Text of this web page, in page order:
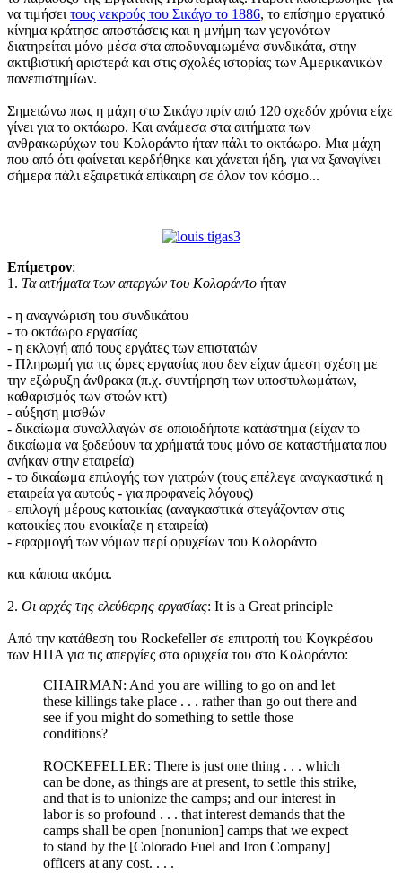
να τιμήσει τους νεκρούς του Σικάγο το 1886, το επίσημο εργατικό
κίνημα κράτησε αποστάσεις και η μνήμη των γεγονότων
διατηρείται μόνο μέσα στα αποδυναμωμένα συνδικάτα, στην
ακτιβιστική αριστερά και στις σχολές ιστορίας των Αμερικανικών
πανεπιστημίων.
Σημειώνω πως η μάχη στο Σικάγο πρίν από 120 σχεδόν χρόνια είχε
γίνει για το οκτάωρο. Και ανάμεσα στα αιτήματα των
ανθρακωρύχων του Κολοράντο ήταν πάλι το οκτάωρο. Μια μάχη
που από ότι φαίνεται κερδήθηκε και χάνεται ήδη, για να ξαναγίνει
σήμερα πάλι εξαιρετικά επίκαιρη σε όλον τον κόσμο...
Επίμετρον:
1. Τα αιτήματα των απεργών του Κολοράντο ήταν
- η αναγνώριση του συνδικάτου
- το οκτάωρο εργασίας
- η εκλογή από τους εργάτες των επιστατών
- Πληρωμή για τις ώρες εργασίας που δεν είχαν άμεση σχέση με
την εξώρυξη άνθρακα (π.χ. συντήρηση των υποστυλωμάτων,
καθαρισμός των στοών κττ)
- αύξηση μισθών
- δικαίωμα συναλλαγών σε οποιοδήποτε κατάστημα (είχαν το
δικαίωμα να ξοδεύουν τα χρήματά τους μόνο σε καταστήματα που
ανήκαν στην εταιρεία)
- το δικαίωμα επιλογής των γιατρών (τους επέλεγε αναγκαστικά η
εταιρεία γα αυτούς - για προφανείς λόγους)
- επιλογή μέρους κατοικίας (αναγκαστικά στεγάζονταν στις
κατοικίες που ενοικίαζε η εταιρεία)
- εφαρμογή των νόμων περί ορυχείων του Κολοράντο
και κάποια ακόμα.
2. Οι αρχές της ελεύθερης εργασίας: It is a Great principle
Από την κατάθεση του Rockefeller σε επιτροπή του Κογκρέσου
των ΗΠΑ για τις απεργίες στα ορυχεία του στο Κολοράντο:
CHAIRMAN: And you are willing to go on and let
these killings take place . . . rather than go out there and
see if you might do something to settle those
conditions?
ROCKEFELLER: There is just one thing . . . which
can be done, as things are at present, to settle this strike,
and that is to unionize the camps; and our interest in
labor is so profound . . . that interest demands that the
camps shall be open [nonunion] camps that we expect
to stand by the [Colorado Fuel and Iron Company]
officers at any cost. . . .